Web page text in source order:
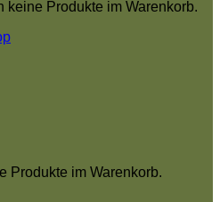
keine Produkte im Warenkorb.
Produkte im Warenkorb.